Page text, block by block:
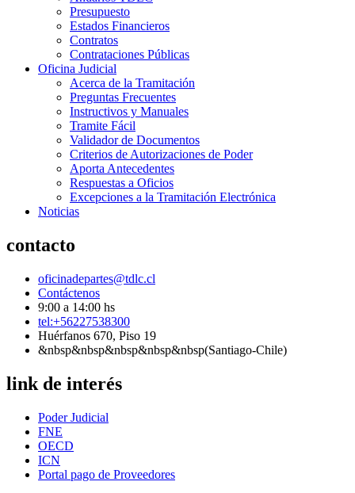
Presupuesto
Estados Financieros
Contratos
Contrataciones Públicas
Oficina Judicial
Acerca de la Tramitación
Preguntas Frecuentes
Instructivos y Manuales
Tramite Fácil
Validador de Documentos
Criterios de Autorizaciones de Poder
Aporta Antecedentes
Respuestas a Oficios
Excepciones a la Tramitación Electrónica
Noticias
contacto
oficinadepartes@tdlc.cl
Contáctenos
9:00 a 14:00 hs
tel:+56227538300
Huérfanos 670, Piso 19
&nbsp&nbsp&nbsp&nbsp&nbsp(Santiago-Chile)
link de interés
Poder Judicial
FNE
OECD
ICN
Portal pago de Proveedores